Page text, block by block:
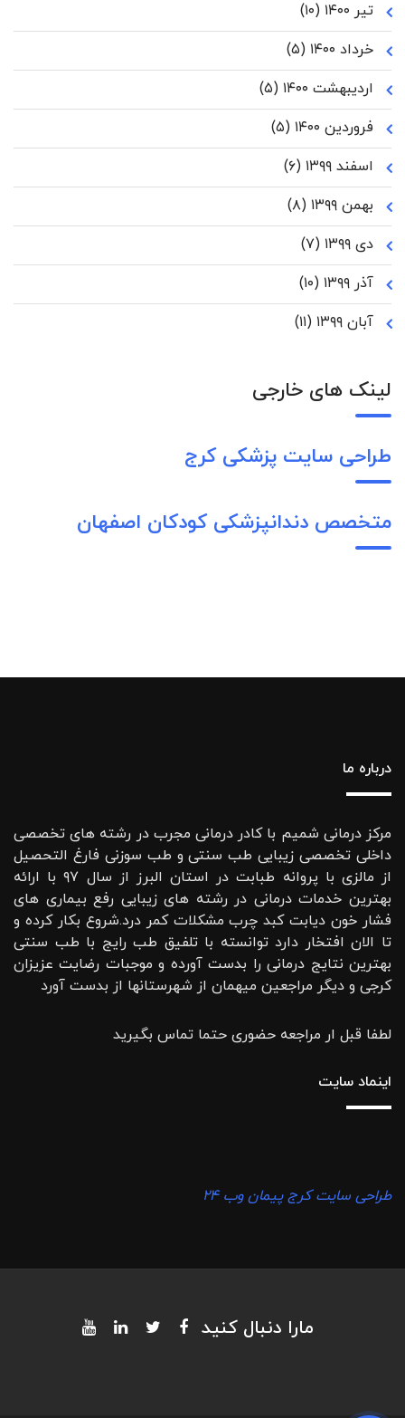
تیر ۱۴۰۰
(۱۰)
خرداد ۱۴۰۰
(۵)
اردیبهشت ۱۴۰۰
(۵)
فروردین ۱۴۰۰
(۵)
اسفند ۱۳۹۹
(۶)
بهمن ۱۳۹۹
(۸)
دی ۱۳۹۹
(۷)
آذر ۱۳۹۹
(۱۰)
آبان ۱۳۹۹
(۱۱)
لینک های خارجی
طراحی سایت پزشکی کرج
متخصص دندانپزشکی کودکان اصفهان
درباره ما
مرکز درمانی شمیم با کادر درمانی مجرب در رشته های تخصصی
داخلی تخصصی زیبایی طب سنتی و طب سوزنی فارغ التحصیل
از مالزی با پروانه طبابت در استان البرز از سال ۹۷ با ارائه
بهترین خدمات درمانی در رشته‌ های زیبایی رفع بیماری های
فشار خون دیابت کبد چرب مشکلات کمر درد.شروع بکار کرده و
تا الان افتخار دارد توانسته با تلفیق طب رایج با طب سنتی
بهترین نتایج درمانی را بدست آورده و موجبات رضایت عزیزان
کرجی و دیگر مراجعین میهمان از شهرستانها از بدست آورد
لطفا قبل ار مراجعه حضوری حتما تماس بگیرید
اینماد سایت
طراحی سایت کرج پیمان وب ۲۴
مارا دنبال کنید